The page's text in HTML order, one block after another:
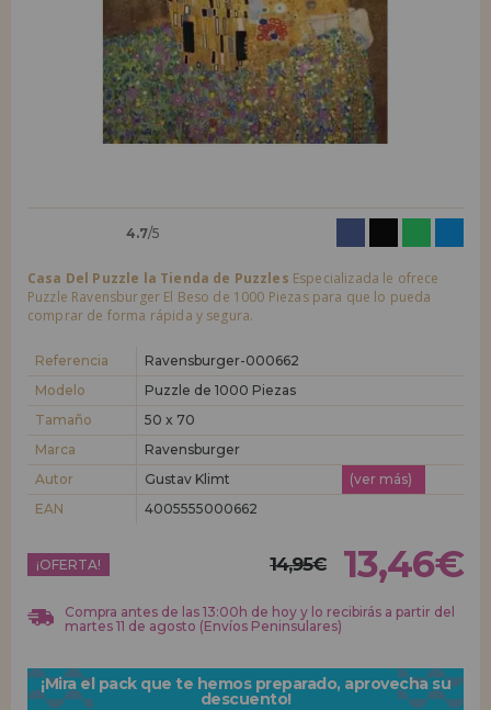
LIQUIDACIONES
INFORMACIÓN
955 333 133
Quiero registrarme como
nuevo cliente
Al crear una cuenta en casadelpuzzle.com podrás realizar tus compras
rápidamente en nuestra tienda virtual, revisar el estado de tus pedidos
y consultar tus operaciones anteriores.
nuevo distribuidor
¿Eres Profesional o Empresa?. ¿Quieres vender en tu negocio
condiciones de ventas con descuentos especiales para la distribución.
¡Adelante! Te estábamos esperando.
4.7/5
Casa Del Puzzle la Tienda de Puzzles Especializada le ofrece
Puzzle Ravensburger El Beso de 1000 Piezas para que lo pueda
comprar de forma rápida y segura.
Referencia
Ravensburger-000662
Modelo
Puzzle de 1000 Piezas
Tamaño
50 x 70
Marca
Ravensburger
Autor
Gustav Klimt
(ver más)
EAN
4005555000662
¡OFERTA! 14,95€ 13,46€
Compra antes de las 13:00h de hoy y lo recibirás a partir del
martes 11 de agosto (Envíos Peninsulares)
¡Mira el pack que te hemos preparado, aprovecha su
descuento!